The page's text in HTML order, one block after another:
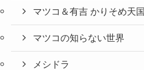
マツコ＆有吉 かりそめ天国
マツコの知らない世界
メシドラ